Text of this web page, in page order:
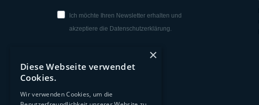
Ich möchte Ihren Newsletter erhalten und
akzeptiere die Datenschutzerklärung.
×
Diese Webseite verwendet
Cookies.
Wir verwenden Cookies, um die